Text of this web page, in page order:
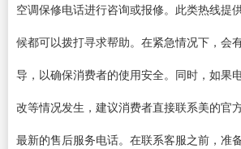
空调保修电话进行咨询或报修。此类热线提
候都可以拨打寻求帮助。在紧急情况下，会
导，以确保消费者的使用安全。同时，如果
改等情况发生，建议消费者直接联系美的官
最新的售后服务电话。在联系客服之前，准